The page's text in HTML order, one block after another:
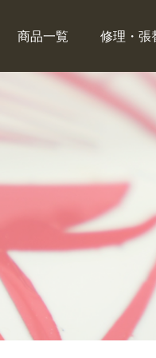
商品一覧 修理・張